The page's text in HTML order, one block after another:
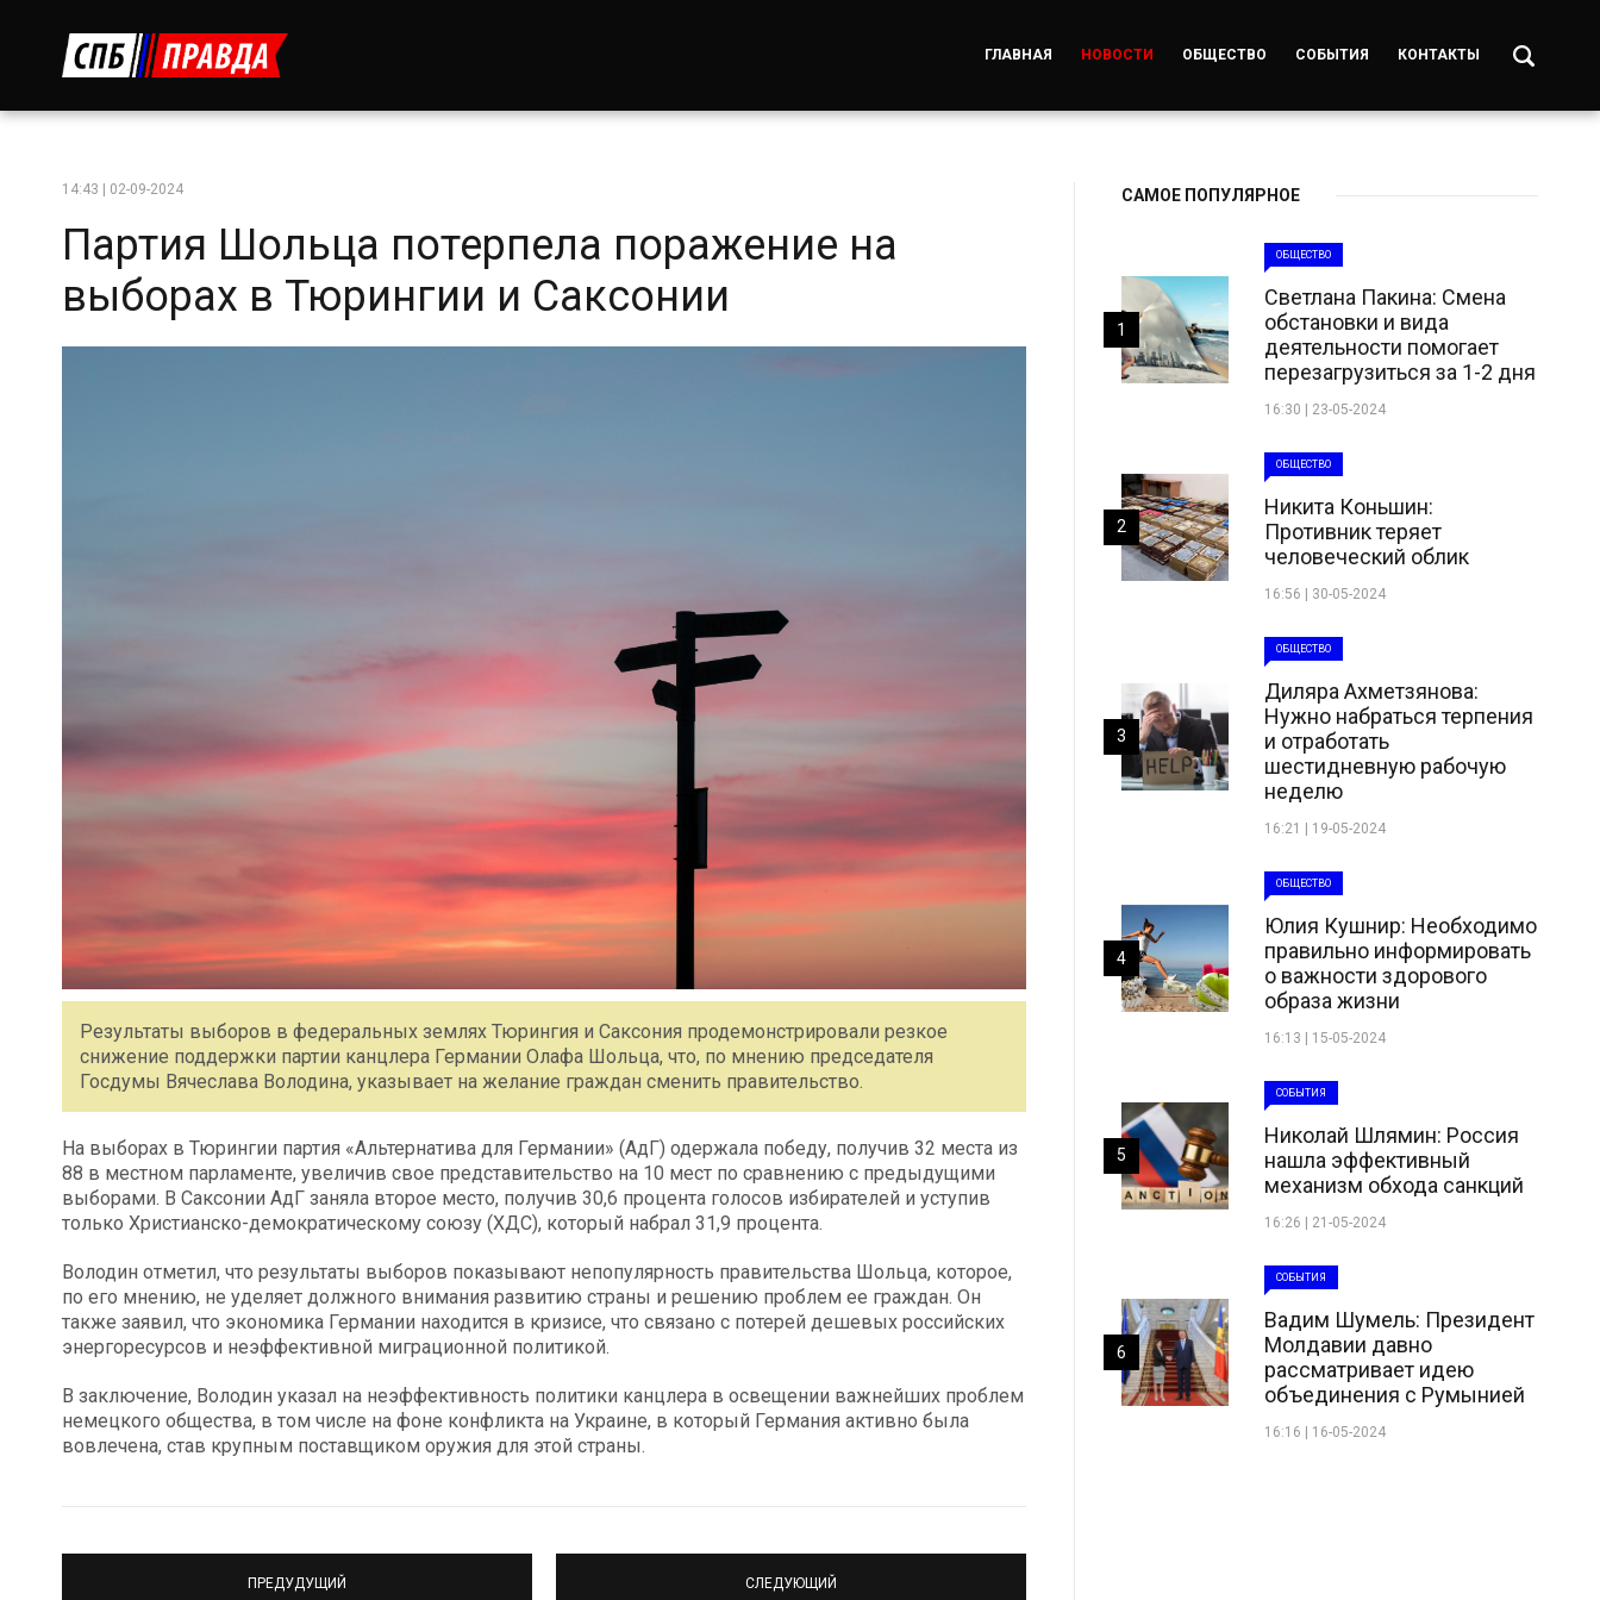
ГЛАВНАЯ НОВОСТИ ОБЩЕСТВО СОБЫТИЯ КОНТАКТЫ
14:43 | 02-09-2024
Партия Шольца потерпела поражение на
выборах в Тюрингии и Саксонии
Результаты выборов в федеральных землях Тюрингия и Саксония продемонстрировали резкое
снижение поддержки партии канцлера Германии Олафа Шольца, что, по мнению председателя
Госдумы Вячеслава Володина, указывает на желание граждан сменить правительство.
На выборах в Тюрингии партия «Альтернатива для Германии» (АдГ) одержала победу, получив 32 места из
88 в местном парламенте, увеличив свое представительство на 10 мест по сравнению с предыдущими
выборами. В Саксонии АдГ заняла второе место, получив 30,6 процента голосов избирателей и уступив
только Христианско-демократическому союзу (ХДС), который набрал 31,9 процента.
Володин отметил, что результаты выборов показывают непопулярность правительства Шольца, которое,
по его мнению, не уделяет должного внимания развитию страны и решению проблем ее граждан. Он
также заявил, что экономика Германии находится в кризисе, что связано с потерей дешевых российских
энергоресурсов и неэффективной миграционной политикой.
В заключение, Володин указал на неэффективность политики канцлера в освещении важнейших проблем
немецкого общества, в том числе на фоне конфликта на Украине, в который Германия активно была
вовлечена, став крупным поставщиком оружия для этой страны.
ПРЕДУДУЩИЙ СЛЕДУЮЩИЙ
САМОЕ ПОПУЛЯРНОЕ
ОБЩЕСТВО
Светлана Пакина: Смена
обстановки и вида
деятельности помогает
перезагрузиться за 1-2 дня
16:30 | 23-05-2024
1
ОБЩЕСТВО
Никита Коньшин:
Противник теряет
человеческий облик
16:56 | 30-05-2024
2
ОБЩЕСТВО
Диляра Ахметзянова:
Нужно набраться терпения
и отработать
шестидневную рабочую
неделю
16:21 | 19-05-2024
3
ОБЩЕСТВО
Юлия Кушнир: Необходимо
правильно информировать
о важности здорового
образа жизни
16:13 | 15-05-2024
4
СОБЫТИЯ
Николай Шлямин: Россия
нашла эффективный
механизм обхода санкций
16:26 | 21-05-2024
5
СОБЫТИЯ
Вадим Шумель: Президент
Молдавии давно
рассматривает идею
объединения с Румынией
16:16 | 16-05-2024
6